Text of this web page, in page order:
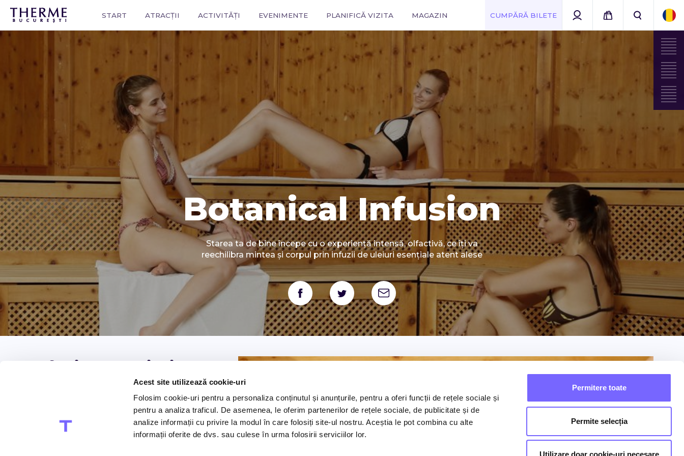
Acest site utilizează cookie-uri
Folosim cookie-uri pentru a personaliza conținutul și anunțurile, pentru a oferi funcții de rețele sociale și
pentru a analiza traficul. De asemenea, le oferim partenerilor de rețele sociale, de publicitate și de
analize informații cu privire la modul în care folosiți site-ul nostru. Aceștia le pot combina cu alte
informații oferite de dvs. sau culese în urma folosirii serviciilor lor.
Permitere toate
Permite selecția
Utilizare doar cookie-uri necesare
START ATRACȚII ACTIVITĂȚI EVENIMENTE PLANIFICĂ VIZITA MAGAZIN CUMPĂRĂ BILETE
Botanical Infusion
Starea ta de bine începe cu o experiență intensă, olfactivă, ce îți va
reechilibra mintea și corpul prin infuzii de uleiuri esențiale atent alese
Infuzie cu uleiuri
esențiale din plante
Încarcă-te cu energia verde a plantelor
aromatice din toate colțurile lumii.
Regăsește-ți echilibrul mental și fizic într-o